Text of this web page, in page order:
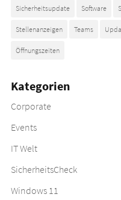
Sicherheitsupdate Software
Stellenanzeigen Teams
Öffnungszeiten
Kategorien
Corporate
Events
IT Welt
SicherheitsCheck
Windows 11